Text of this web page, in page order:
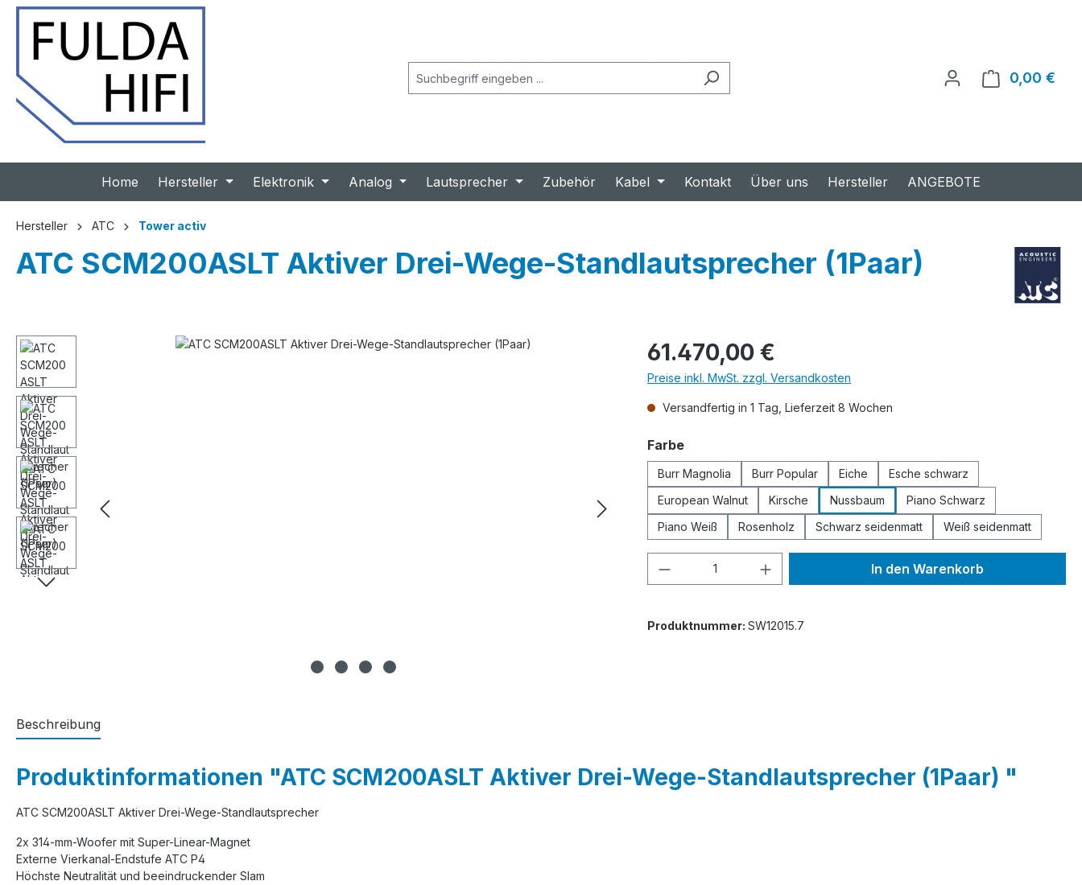
0,00 €
Home Hersteller Elektronik Analog Lautsprecher Zubehör Kabel Kontakt Über uns Hersteller ANGEBOTE
Hersteller ATC Tower activ
ATC SCM200ASLT Aktiver Drei-Wege-Standlautsprecher (1Paar)
Bildergalerie überspringen Regulärer Preis:
61.470,00 €
Preise inkl. MwSt. zzgl. Versandkosten
Versandfertig in 1 Tag, Lieferzeit 8 Wochen
Farbeauswählen
Burr Magnolia Burr Popular Eiche
Esche schwarz
European Walnut
Kirsche Nussbaum
Piano Schwarz
Piano Weiß
Rosenholz Schwarz seidenmatt Weiß seidenmatt
Produkt Anzahl: Gib den gewünschten Wert
In den Warenkorb
Produktnummer: SW12015.7
Beschreibung
Produktinformationen "ATC SCM200ASLT Aktiver Drei-Wege-Standlautsprecher (1Paar) "
ATC SCM200ASLT Aktiver Drei-Wege-Standlautsprecher
2x 314-mm-Woofer mit Super-Linear-Magnet
Externe Vierkanal-Endstufe ATC P4
Höchste Neutralität und beeindruckender Slam